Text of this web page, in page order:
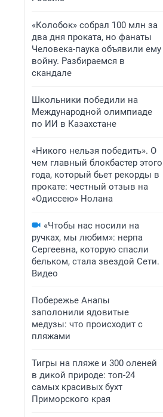
«Колобок» собрал 100 млн за
два дня проката, но фанаты
Человека-паука объявили ему
войну. Разбираемся в
скандале
Школьники победили на
Международной олимпиаде
по ИИ в Казахстане
«Никого нельзя победить». О
чем главный блокбастер этого
года, который бьет рекорды в
прокате: честный отзыв на
«Одиссею» Нолана
«Чтобы нас носили на
ручках, мы любим»: нерпа
Сергеевна, которую спасли
бельком, стала звездой Сети.
Видео
Побережье Анапы
заполонили ядовитые
медузы: что происходит с
пляжами
Тигры на пляже и 300 оленей
в дикой природе: топ-24
самых красивых бухт
Приморского края